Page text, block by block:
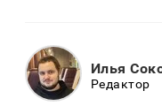
Илья
Редактор